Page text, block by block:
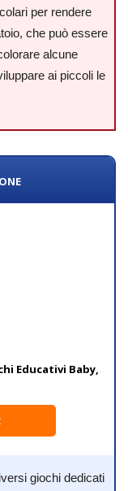
per rendere
che può essere
alcune
ai piccoli le
Educativi Baby,
giochi dedicati